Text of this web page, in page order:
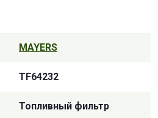
MAYERS
TF64232
Топливный фильтр